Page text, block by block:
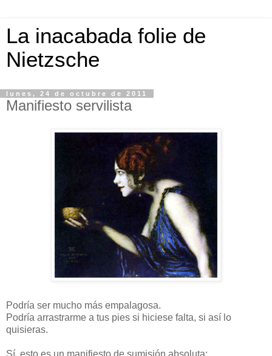
La inacabada folie de
Nietzsche
lunes, 24 de octubre de 2011
Manifiesto servilista
Podría ser mucho más empalagosa.
Podría arrastrarme a tus pies si hiciese falta, si así lo
quisieras.
Sí, esto es un manifiesto de sumisión absoluta: